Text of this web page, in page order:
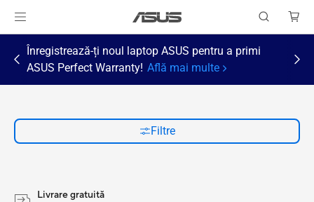
Înregistrează-ți noul laptop ASUS pentru a primi
ASUS Perfect Warranty! Află mai multe
Filtre
Livrare gratuită